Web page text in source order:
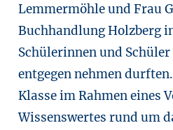
Lemmermöhle und Frau
Buchhandlung Holzberg
Schülerinnen und
entgegen nehmen
Klasse im Rahmen eines
Wissenswertes rund um